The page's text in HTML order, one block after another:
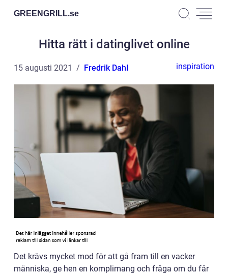
GREENGRILL.se
Hitta rätt i datinglivet online
15 augusti 2021 Fredrik Dahl inspiration
Det krävs mycket mod för att gå fram till en vacker
människa, ge hen en komplimang och fråga om du får